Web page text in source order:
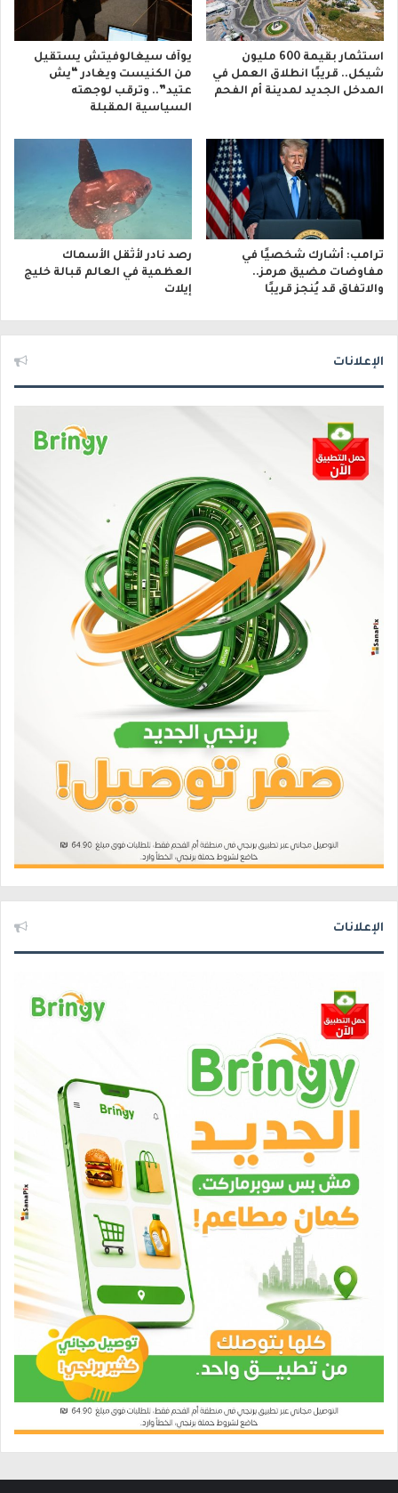
استثمار بقيمة 600 مليون
شيكل.. قريبًا انطلاق العمل في
المدخل الجديد لمدينة أم الفحم
يوآف سيغالوفيتش يستقيل
من الكنيست ويغادر “يش
عتيد”.. وترقب لوجهته
السياسية المقبلة
ترامب: أشارك شخصيًا في
مفاوضات مضيق هرمز..
والاتفاق قد يُنجز قريبًا
رصد نادر لأثقل الأسماك
العظمية في العالم قبالة خليج
إيلات
الإعلانات
الإعلانات